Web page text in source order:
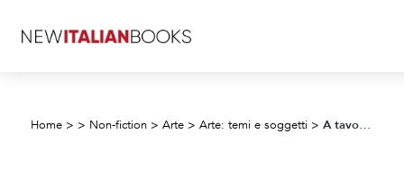
Home > > Non-fiction >Arte >Arte: temi e soggetti >A tavola con Picasso